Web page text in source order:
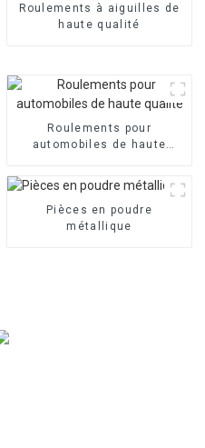
Roulements à aiguilles de
haute qualité
Roulements pour
automobiles de haute
Pièces en poudre
métallique